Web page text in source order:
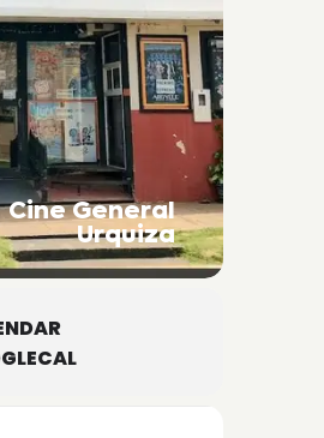
45 2278 (WhatsApp)
Urquiza. Dirección:
1849, Villa San José,
y precios sujetos a
Cine General
Urquiza